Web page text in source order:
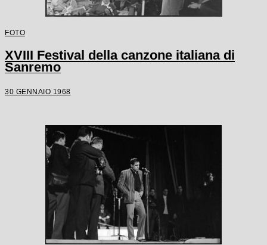
FOTO
XVIII Festival della canzone italiana di
Sanremo
30 GENNAIO 1968